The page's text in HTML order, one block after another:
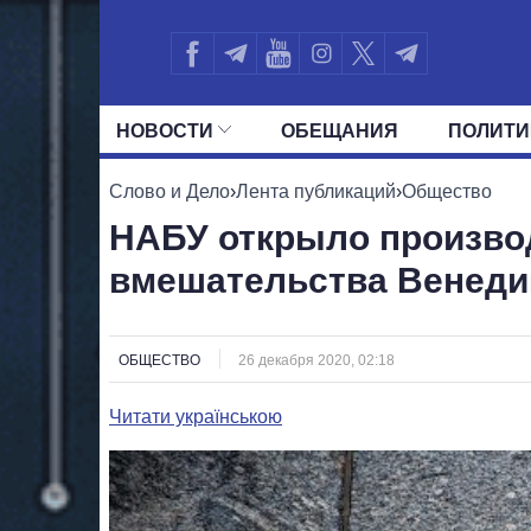
НОВОСТИ ОБЕЩАНИЯ
ВСЕ ПОЛИТИКИ ПРЕЗИДЕНТ И
Слово и Дело›Лента публикаций›Общество
НАБУ открыло
вмешательства
ОБЩЕСТВО 26 декабря 2020, 02:18
Читати українською